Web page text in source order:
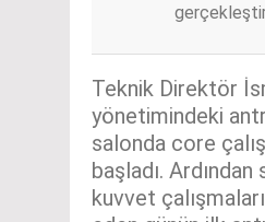
Teknik Direktör
yönetimindeki
salonda core
başladı. Ardından
kuvvet